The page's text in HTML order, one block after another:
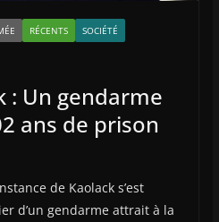
RÉCENTS SOCIÉTÉ
: Un gendarme
ans de prison
de Kaolack s’est
d’un gendarme attrait à la